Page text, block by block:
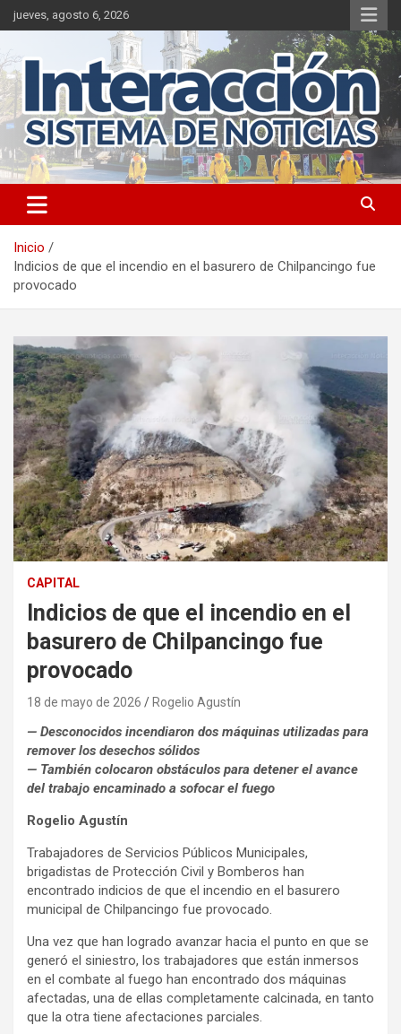
Saltar
al
jueves, agosto 6, 2026
Inicio
Indicios de que el incendio en el basurero de Chilpancingo fue
provocado
CAPITAL
Indicios de que el incendio en el
basurero de Chilpancingo fue
provocado
18 de mayo de 2026 Rogelio Agustín
— Desconocidos incendiaron dos máquinas utilizadas para
remover los desechos sólidos
— También colocaron obstáculos para detener el avance
del trabajo encaminado a sofocar el fuego
Rogelio Agustín
Trabajadores de Servicios Públicos Municipales,
brigadistas de Protección Civil y Bomberos han
encontrado indicios de que el incendio en el basurero
municipal de Chilpancingo fue provocado.
Una vez que han logrado avanzar hacia el punto en que se
generó el siniestro, los trabajadores que están inmersos
en el combate al fuego han encontrado dos máquinas
afectadas, una de ellas completamente calcinada, en tanto
que la otra tiene afectaciones parciales.